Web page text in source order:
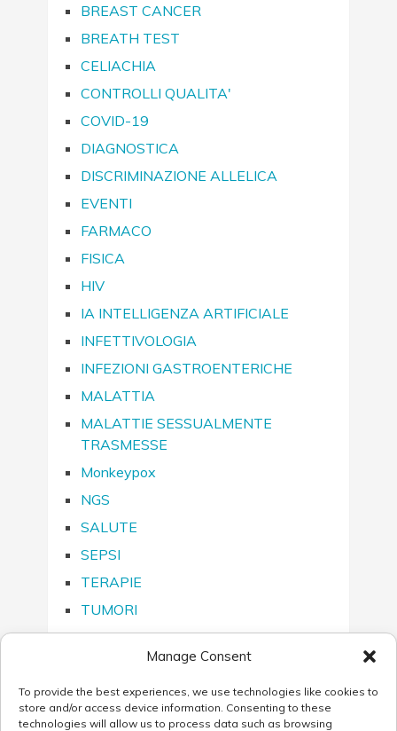
Manage Consent
To provide the best experiences, we use technologies like cookies to
store and/or access device information. Consenting to these
technologies will allow us to process data such as browsing
BREAST CANCER
BREATH TEST
CELIACHIA
CONTROLLI QUALITA'
COVID-19
DIAGNOSTICA
DISCRIMINAZIONE ALLELICA
EVENTI
FARMACO
FISICA
HIV
IA INTELLIGENZA ARTIFICIALE
INFETTIVOLOGIA
INFEZIONI GASTROENTERICHE
MALATTIA
MALATTIE SESSUALMENTE
TRASMESSE
Monkeypox
NGS
SALUTE
SEPSI
TERAPIE
TUMORI
SEGUICI SU…